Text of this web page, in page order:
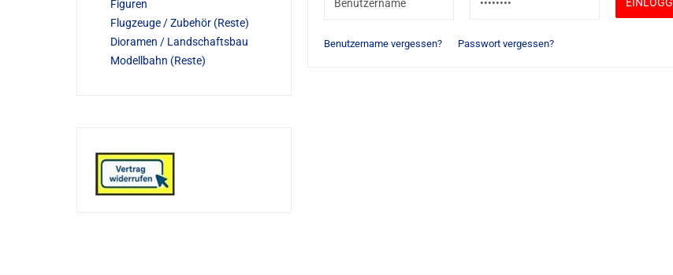
Benutzername vergessen? Passwort vergessen?
Figuren
Flugzeuge / Zubehör (Reste)
Dioramen / Landschaftsbau
Modellbahn (Reste)